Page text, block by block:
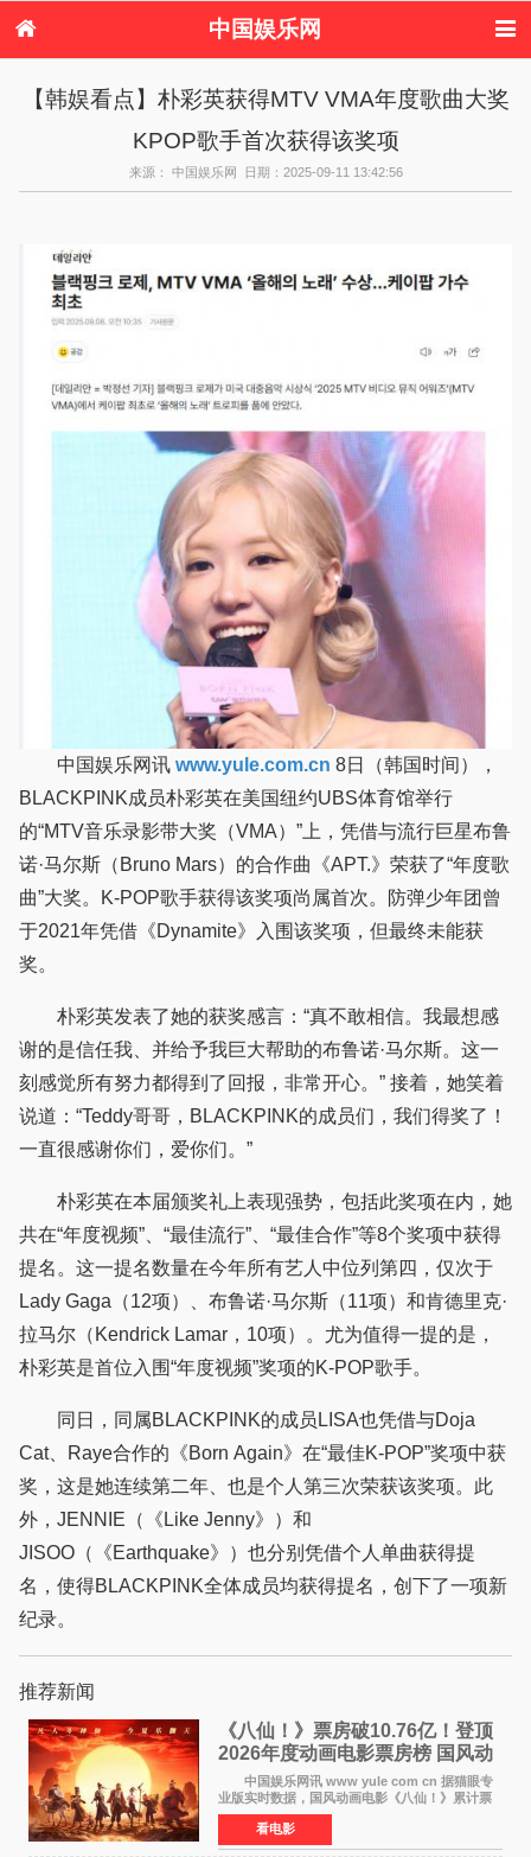
中国娱乐网
电视剧
演唱会 综艺节目
偶像活动
【韩娱看点】朴彩英获得MTV VMA年度歌曲大奖
KPOP歌手首次获得该奖项
来源： 中国娱乐网 日期：2025-09-11 13:42:56
中国娱乐网讯 www.yule.com.cn
BLACKPINK成员朴彩英在美国纽约UBS体育馆举行
的“MTV音乐录影带大奖（VMA）”上，凭借与流行巨星布鲁
诺·马尔斯（Bruno Mars）的合作曲《APT.》荣获了“年度歌
曲”大奖。K-POP歌手获得该奖项尚属首次。防弹少年团曾
于2021年凭借《Dynamite》入围该奖项，但最终未能获
奖。
朴彩英发表了她的获奖感言：“真不敢相信。我最想感
谢的是信任我、并给予我巨大帮助的布鲁诺·马尔斯。这一
刻感觉所有努力都得到了回报，非常开心。” 接着，她笑着
说道：“Teddy哥哥，BLACKPINK的成员们，我们得奖了！
一直很感谢你们，爱你们。”
朴彩英在本届颁奖礼上表现强势，包括此奖项在内，她
共在“年度视频”、“最佳流行”、“最佳合作”等8个奖项中获得
提名。这一提名数量在今年所有艺人中位列第四，仅次于
Lady Gaga（12项）、布鲁诺·马尔斯（11项）和肯德里克·
拉马尔（Kendrick Lamar，10项）。尤为值得一提的是，
朴彩英是首位入围“年度视频”奖项的K-POP歌手。
同日，同属BLACKPINK的成员LISA也凭借与Doja
Cat、Raye合作的《Born Again》在“最佳K-POP”奖项中获
奖，这是她连续第二年、也是个人第三次荣获该奖项。此
外，JENNIE（《Like Jenny》）和
JISOO（《Earthquake》）也分别凭借个人单曲获得提
名，使得BLACKPINK全体成员均获得提名，创下了一项新
纪录。
推荐新闻
《八仙！》票房破10.76亿！登顶
2026年度动画电影票房榜 国风动
画逆袭暑期档
中国娱乐网讯 www yule com cn 据猫眼专
业版实时数据，国风动画电影《八仙！》累计票
房突破10 76亿元，超过《熊出没·年年有熊》，
暂列2026年度动画影片票房榜冠军。该片自暑期
档登陆院线以
看电影